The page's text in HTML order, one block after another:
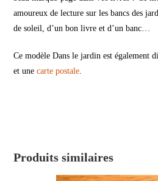
amoureux de lecture sur les bancs des
de soleil, d’un bon livre et d’un banc…
Ce modèle Dans le jardin est également
et unecarte postale.
Produits similaires